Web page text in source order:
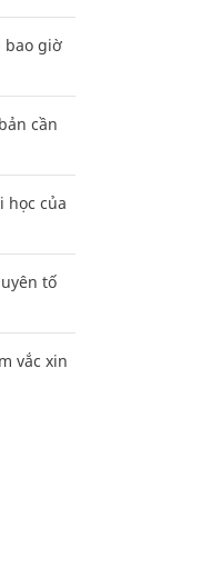
bao giờ
cần
học của
tố
vắc xin